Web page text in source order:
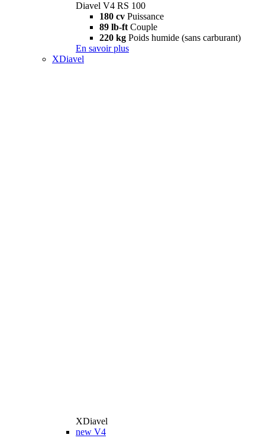
Diavel V4 RS 100
180 cv Puissance
89 lb-ft Couple
220 kg Poids humide (sans carburant)
En savoir plus
XDiavel
XDiavel
new V4